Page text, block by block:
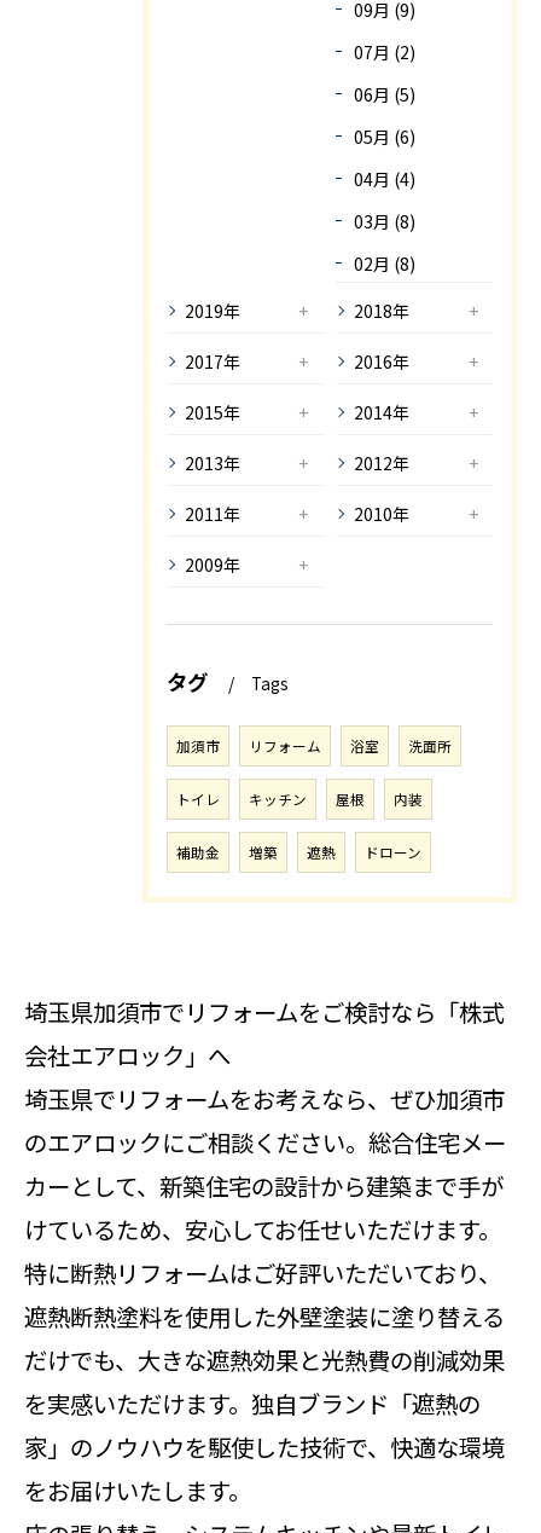
09月 (9)
07月 (2)
06月 (5)
05月 (6)
04月 (4)
03月 (8)
02月 (8)
2019年
2018年
2017年 2016年
2015年 2014年
2013年 2012年
2011年 2010年
2009年
タグ Tags
加須市 リフォーム 浴室 洗面所
トイレ キッチン 屋根 内装
補助金 増築 遮熱 ドローン
埼玉県加須市でリフォームをご検討なら「株式
会社エアロック」へ
埼玉県でリフォームをお考えなら、ぜひ加須市
のエアロックにご相談ください。総合住宅メー
カーとして、新築住宅の設計から建築まで手が
けているため、安心してお任せいただけます。
特に断熱リフォームはご好評いただいており、
遮熱断熱塗料を使用した外壁塗装に塗り替える
だけでも、大きな遮熱効果と光熱費の削減効果
を実感いただけます。独自ブランド「遮熱の
家」のノウハウを駆使した技術で、快適な環境
をお届けいたします。